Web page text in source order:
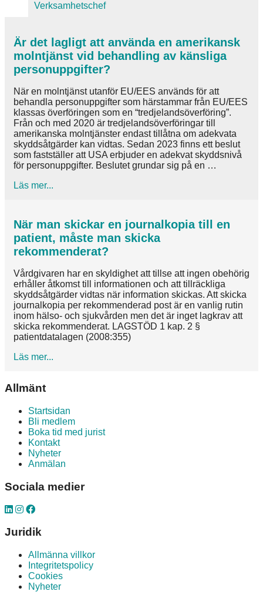
Verksamhetschef
Är det lagligt att använda en amerikansk
molntjänst vid behandling av känsliga
personuppgifter?
När en molntjänst utanför EU/EES används för att
behandla personuppgifter som härstammar från EU/EES
klassas överföringen som en “tredjelandsöverföring”.
Från och med 2020 är tredjelandsöverföringar till
amerikanska molntjänster endast tillåtna om adekvata
skyddsåtgärder kan vidtas. Sedan 2023 finns ett beslut
som fastställer att USA erbjuder en adekvat skyddsnivå
för personuppgifter. Beslutet grundar sig på en …
Läs mer...
att
använda
en
amerikansk
molntjänst
vid
behandling
av
känsliga
personuppgifter?
När man skickar en journalkopia till en
patient, måste man skicka
rekommenderat?
Vårdgivaren har en skyldighet att tillse att ingen obehörig
erhåller åtkomst till informationen och att tillräckliga
skyddsåtgärder vidtas när information skickas. Att skicka
journalkopia per rekommenderad post är en vanlig rutin
inom hälso- och sjukvården men det är inget lagkrav att
skicka rekommenderat. LAGSTÖD 1 kap. 2 §
patientdatalagen (2008:355)
Läs mer...
journalkopia
till
en
patient,
måste
man
rekommenderat?
Allmänt
Startsidan
Bli medlem
Boka tid med jurist
Kontakt
Nyheter
Anmälan
Sociala medier
Juridik
Allmänna villkor
Integritetspolicy
Cookies
Nyheter